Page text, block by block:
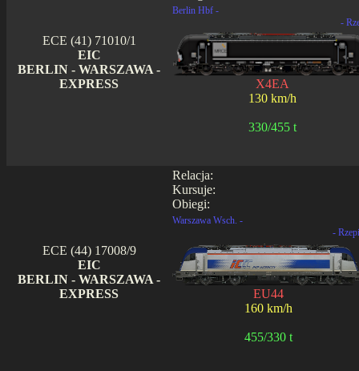
ECE (41) 71010/1
EIC
BERLIN - WARSZAWA -
EXPRESS
Berlin Hbf -
-
X4EA
130 km/h
330/455 t
Relacja:
Kursuje:
Obiegi:
ECE (44) 17008/9
EIC
BERLIN - WARSZAWA -
EXPRESS
Warszawa Wsch. -
-
EU44
160 km/h
455/330 t